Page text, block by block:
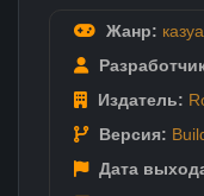
Жанр:
Издатель:
Версия:
Дата